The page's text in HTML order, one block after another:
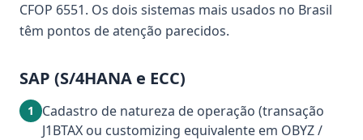
CFOP 6551. Os dois sistemas mais usados no Brasil
têm pontos de atenção parecidos.
SAP (S/4HANA e ECC)
1
Cadastro de natureza de operação (transação
J1BTAX ou customizing equivalente em OBYZ /